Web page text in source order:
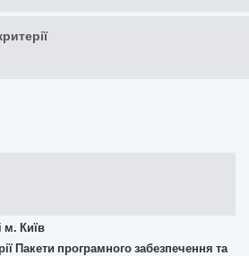
м. Київ
Пакети програмного забезпечення та